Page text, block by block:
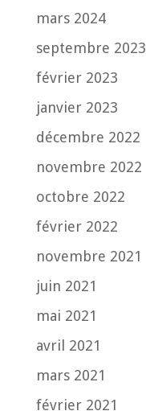
mars 2024
septembre 2023
février 2023
janvier 2023
décembre 2022
novembre 2022
octobre 2022
février 2022
novembre 2021
juin 2021
mai 2021
avril 2021
mars 2021
février 2021